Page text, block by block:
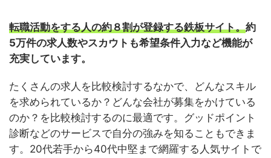
転職活動をする人の約８割が登録する鉄板サイト。約
5万件の求人数やスカウトも希望条件入力など機能が
充実しています。
たくさんの求人を比較検討するなかで、どんなスキル
を求められているか？どんな会社が募集をかけている
のか？を比較検討するのに最適です。グッドポイント
診断などのサービスで自分の強みを知ることもできま
す。20代若手から40代中堅まで網羅する人気サイトで